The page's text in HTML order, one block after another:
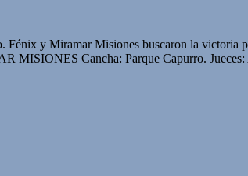
Fénix y Miramar Misiones buscaron la
Cancha: Parque Capurro.